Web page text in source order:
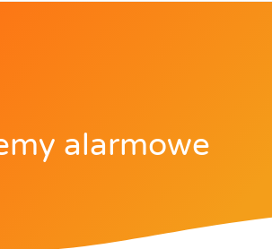
alarmowe